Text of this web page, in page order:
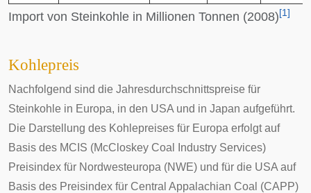
Import von Steinkohle in Millionen Tonnen (2008) [1]
Kohlepreis
Nachfolgend sind die Jahresdurchschnittspreise für
Steinkohle in Europa, in den USA und in Japan aufgeführt.
Die Darstellung des Kohlepreises für Europa erfolgt auf
Basis des MCIS (McCloskey Coal Industry Services)
Preisindex für Nordwesteuropa (NWE) und für die USA auf
Basis des Preisindex für Central Appalachian Coal (CAPP)